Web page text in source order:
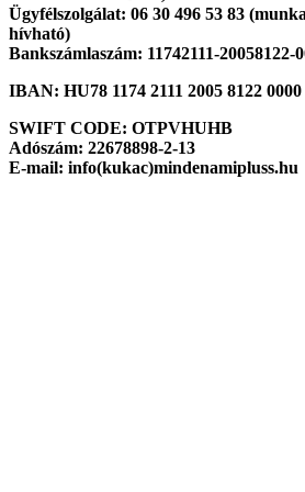
Ügyfélszolgálat: 06 30 496 53 83
hívható)
Bankszámlaszám: 11742111-20058122-
IBAN: HU78 1174 2111 2005 8122 0000
SWIFT CODE: OTPVHUHB
Adószám: 22678898-2-13
E-mail: info(kukac)mindenamipluss.hu